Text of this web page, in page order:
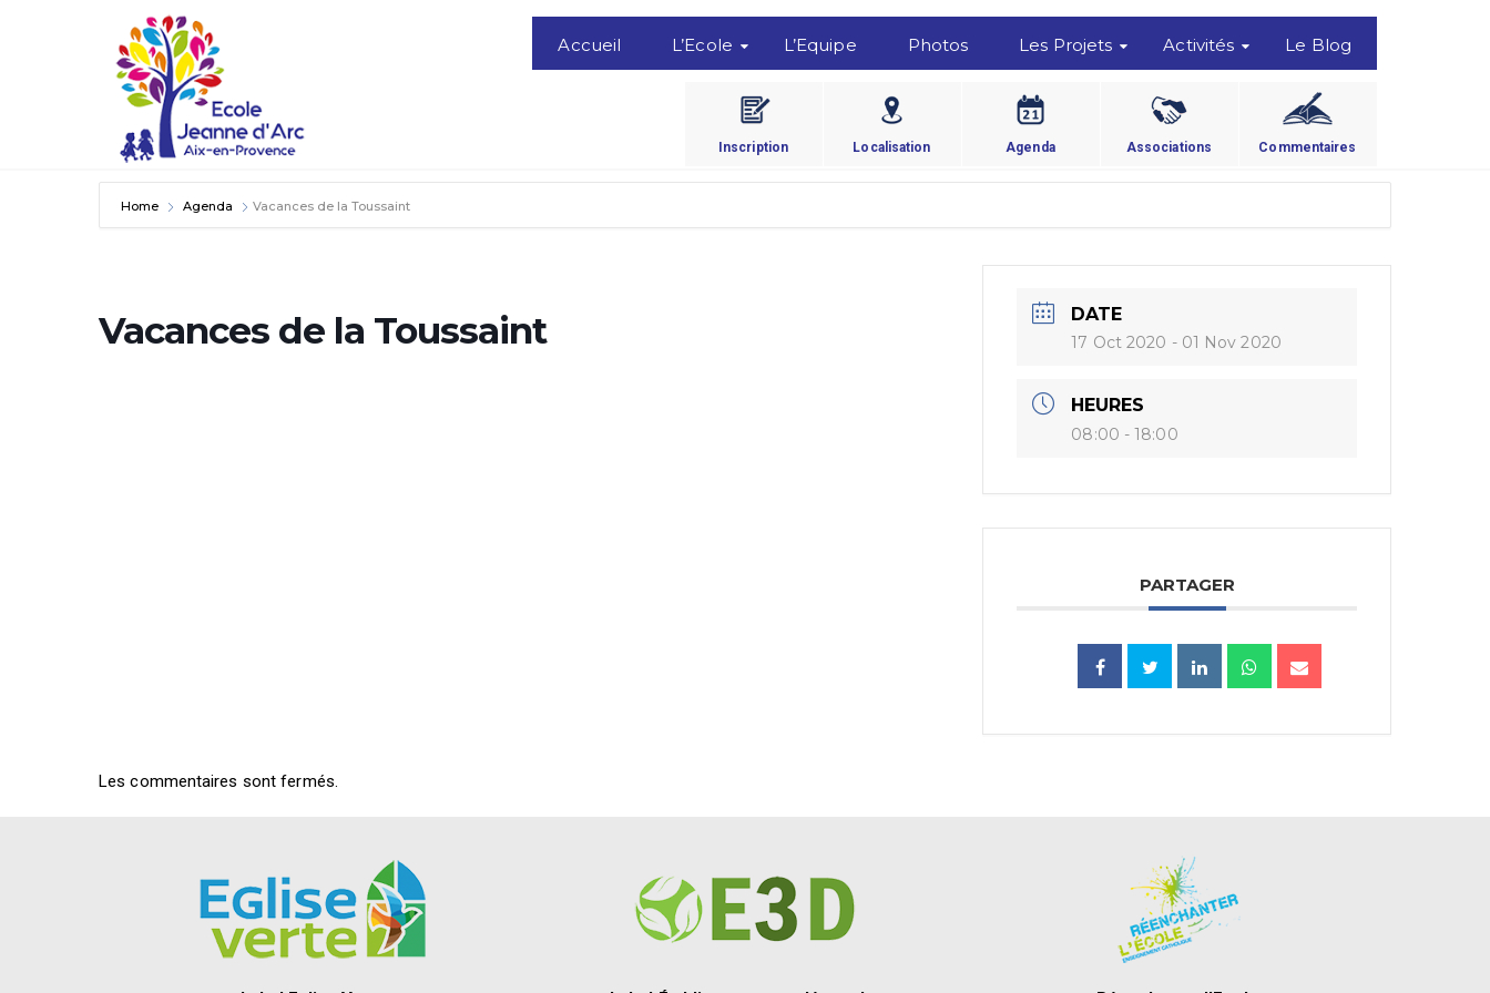
Accueil L’Ecole L’Equipe Photos Les Projets Activités Le Blog
Inscription Localisation Agenda Associations Commentaires
Home Agenda Vacances de la Toussaint
Vacances de la Toussaint DATE
17 Oct 2020 - 01 Nov 2020
HEURES
08:00 - 18:00
PARTAGER
Les commentaires sont fermés.